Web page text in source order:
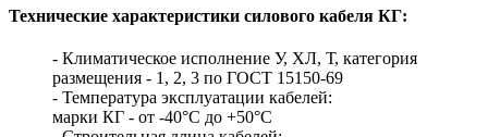
Технические характеристики силового кабеля КГ:
- Климатическое исполнение У, ХЛ, Т, категория
размещения - 1, 2, 3 по ГОСТ 15150-69
- Температура эксплуатации кабелей:
марки КГ - от -40°С до +50°С